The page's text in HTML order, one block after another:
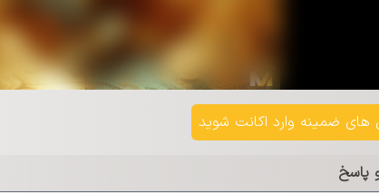
های ضمینه وارد اکانت شوید
پاسخ